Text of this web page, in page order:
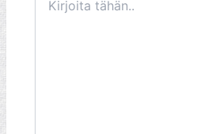
tähän..